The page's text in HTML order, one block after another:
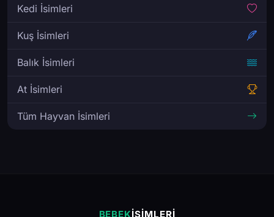
Kedi İsimleri
Kuş İsimleri
Balık İsimleri
At İsimleri
Tüm Hayvan İsimleri
BEBEKİSIMLERI